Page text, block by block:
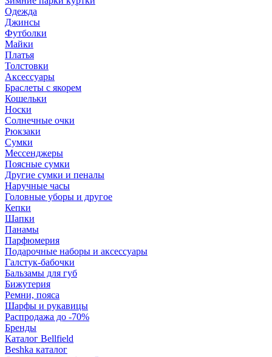
Одежда
Джинсы
Футболки
Майки
Платья
Толстовки
Аксессуары
Браслеты с якорем
Кошельки
Носки
Солнечные очки
Рюкзаки
Сумки
Мессенджеры
Поясные сумки
Другие сумки и пеналы
Наручные часы
Головные уборы и другое
Кепки
Шапки
Панамы
Парфюмерия
Подарочные наборы и аксессуары
Галстук-бабочки
Бальзамы для губ
Бижутерия
Ремни, пояса
Шарфы и рукавицы
Распродажа до -70%
Бренды
Каталог Bellfield
Beshka каталог